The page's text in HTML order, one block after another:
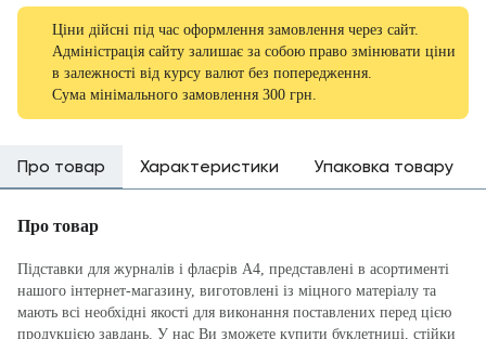
Ціни дійсні під час оформлення замовлення через сайт.
Адміністрація сайту залишає за собою право змінювати ціни
в залежності від курсу валют без попередження.
Сума мінімального замовлення 300 грн.
Про товар Характеристики Упаковка товару
Про товар
Підставки для журналів і флаєрів А4, представлені в асортименті
нашого інтернет-магазину, виготовлені із міцного матеріалу та
мають всі необхідні якості для виконання поставлених перед цією
продукцією завдань. У нас Ви зможете купити буклетниці, стійки